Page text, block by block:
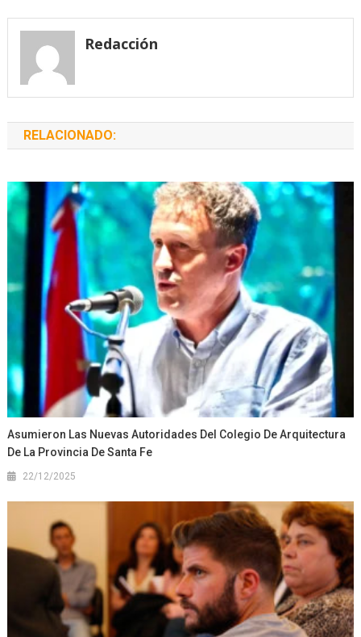
entradas
Redacción
RELACIONADO:
Asumieron Las Nuevas Autoridades Del Colegio De Arquitectura
De La Provincia De Santa Fe
22/12/2025